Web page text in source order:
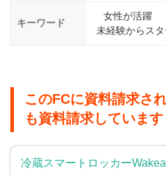
キーワード
女性が活躍
未経験からスタ
このFCに資料請求さ
も資料請求しています
冷蔵スマートロッカー